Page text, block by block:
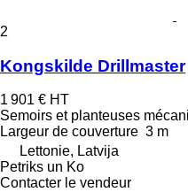
2
Kongskilde Drillmaster
1 901 € HT
Semoirs et planteuses
Largeur de couverture 3 m
Lettonie, Latvija
Petriks un Ko
Contacter le vendeur